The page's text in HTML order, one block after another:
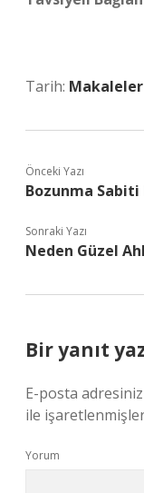
Tarih: Makaleler
Önceki Yazı
Bozunma Sabiti
Sonraki Yazı
Neden Güzel
Bir yanıt
E-posta
ile
Yorum